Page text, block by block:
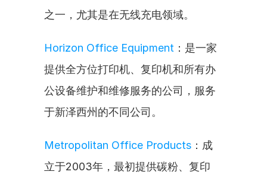
之一，尤其是在无线充电领域。
Horizon Office Equipment ：是一家
提供全方位打印机、复印机和所有办
公设备维护和维修服务的公司，服务
于新泽西州的不同公司。
Metropolitan Office Products ：成
立于2003年，最初提供碳粉、复印